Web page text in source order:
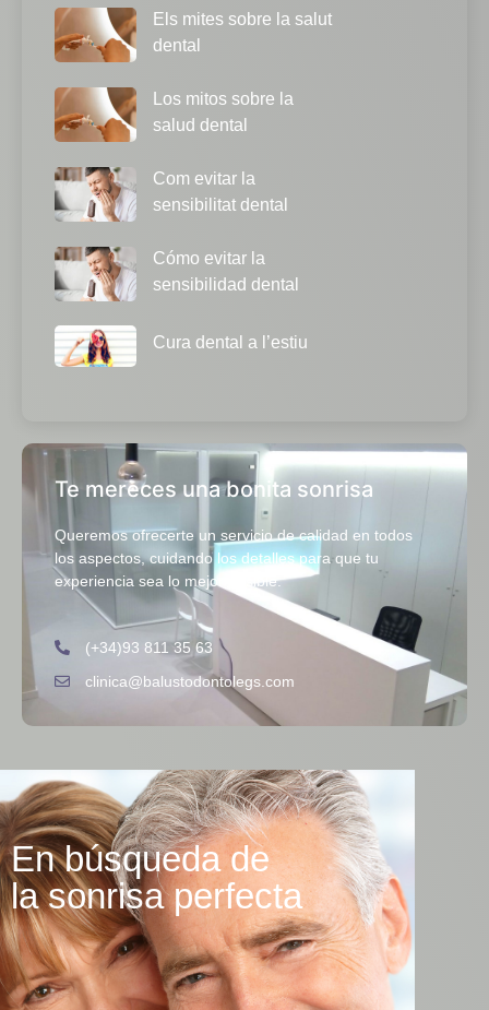
Els mites sobre la salut
dental
Los mitos sobre la
salud dental
Com evitar la
sensibilitat dental
Cómo evitar la
sensibilidad dental
Cura dental a l’estiu
Te mereces una bonita sonrisa
Queremos ofrecerte un servicio de calidad en todos
los aspectos, cuidando los detalles para que tu
experiencia sea lo mejor posible.
(+34)93 811 35 63
clinica@balustodontolegs.com
En búsqueda de
la sonrisa perfecta